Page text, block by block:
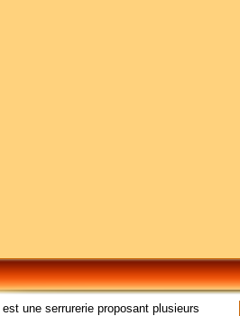
une serrurerie proposant plusieurs